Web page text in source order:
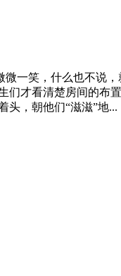
一笑，什么也不说
才看清楚房间的布
头，朝他们“滋滋”地...